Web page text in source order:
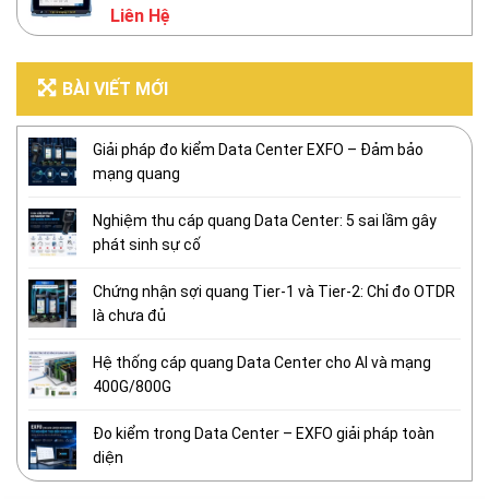
Liên Hệ
BÀI VIẾT MỚI
Giải pháp đo kiểm Data Center EXFO – Đảm bảo
mạng quang
Nghiệm thu cáp quang Data Center: 5 sai lầm gây
phát sinh sự cố
Chứng nhận sợi quang Tier-1 và Tier-2: Chỉ đo OTDR
là chưa đủ
Hệ thống cáp quang Data Center cho AI và mạng
400G/800G
Đo kiểm trong Data Center – EXFO giải pháp toàn
diện